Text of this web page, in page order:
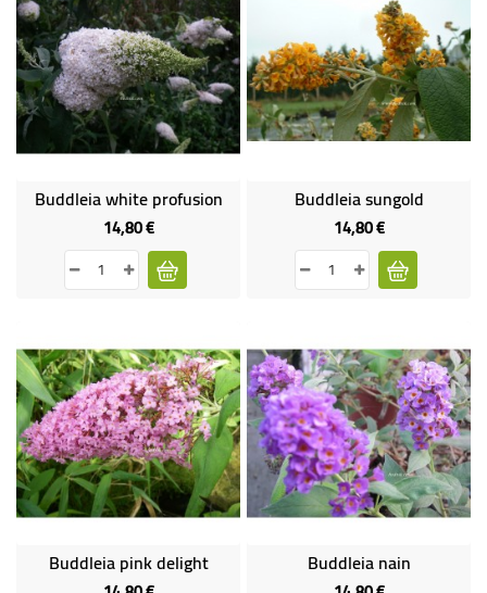
Buddleia white profusion
14,80 €Prix
Buddleia sungold
14,80 €Prix
Buddleia pink delight Buddleia nain